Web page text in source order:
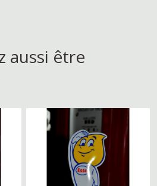
aussi être